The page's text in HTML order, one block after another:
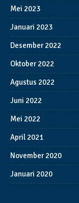
Mei 2023
Januari 2023
Desember 2022
Oktober 2022
Agustus 2022
Juni 2022
Mei 2022
April 2021
November 2020
Januari 2020